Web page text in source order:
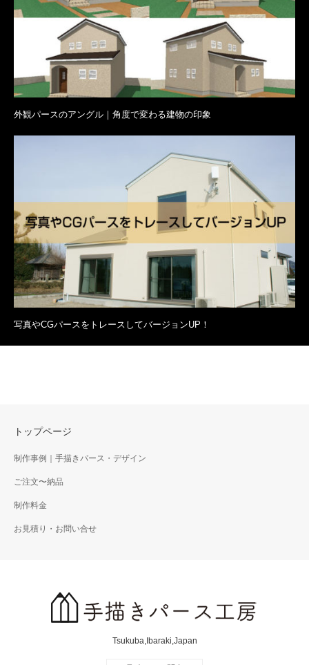
外観パースのアングル｜角度で変わる建物の印象
写真やCGパースをトレースしてバージョンUP！
トップページ
制作事例｜手描きパース・デザイン
ご注文〜納品
制作料金
お見積り・お問い合せ
Tsukuba,Ibaraki,Japan